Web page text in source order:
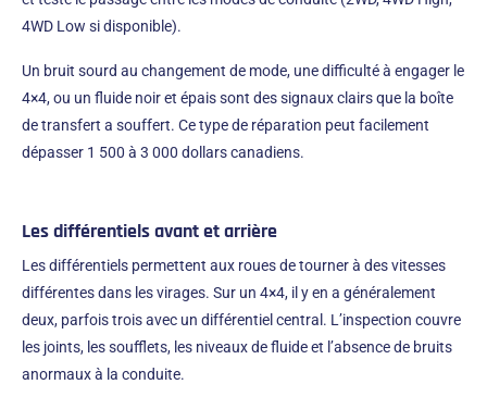
4WD Low si disponible).
Un bruit sourd au changement de mode, une difficulté à engager le
4×4, ou un fluide noir et épais sont des signaux clairs que la boîte
de transfert a souffert. Ce type de réparation peut facilement
dépasser 1 500 à 3 000 dollars canadiens.
Les différentiels avant et arrière
Les différentiels permettent aux roues de tourner à des vitesses
différentes dans les virages. Sur un 4×4, il y en a généralement
deux, parfois trois avec un différentiel central. L’inspection couvre
les joints, les soufflets, les niveaux de fluide et l’absence de bruits
anormaux à la conduite.